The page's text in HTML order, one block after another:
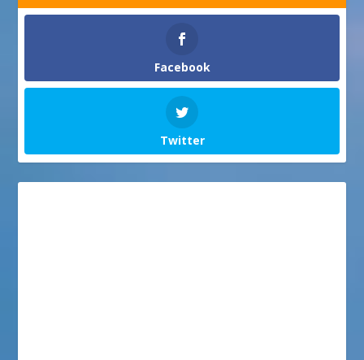
Facebook
Twitter